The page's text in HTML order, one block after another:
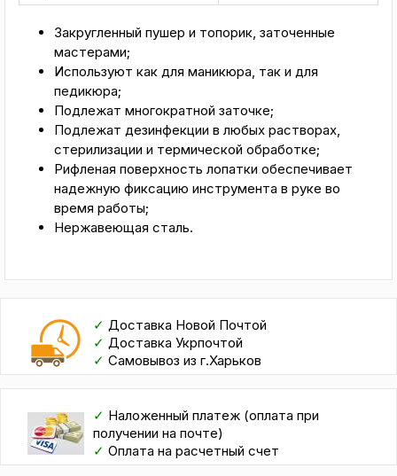
Закругленный пушер и топорик, заточенные
мастерами;
Используют как для маникюра, так и для
педикюра;
Подлежат многократной заточке;
Подлежат дезинфекции в любых растворах,
стерилизации и термической обработке;
Рифленая поверхность лопатки обеспечивает
надежную фиксацию инструмента в руке во
время работы;
Нержавеющая сталь.
✓ Доставка Новой Почтой
✓ Доставка Укрпочтой
✓ Самовывоз из г.Харьков
✓ Наложенный платеж (оплата при
получении на почте)
✓ Оплата на расчетный счет